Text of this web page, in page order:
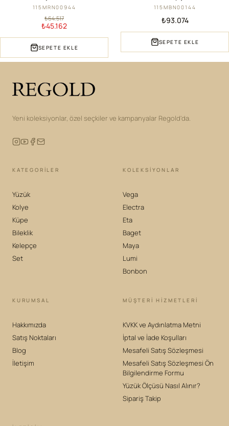
115MRN00944
₺64.517
₺45.162
SEPETE EKLE
115MBN00144
₺93.074
SEPETE EKLE
Yeni koleksiyonlar, özel seçkiler ve kampanyalar Regold'da.
KATEGORILER
Yüzük
Kolye
Küpe
Bileklik
Kelepçe
Set
KOLEKSIYONLAR
Vega
Electra
Eta
Baget
Maya
Lumi
Bonbon
KURUMSAL
Hakkımızda
Satış Noktaları
Blog
İletişim
MÜŞTERİ HİZMETLERİ
KVKK ve Aydınlatma Metni
İptal ve İade Koşulları
Mesafeli Satış Sözleşmesi
Mesafeli Satış Sözleşmesi Ön
Bilgilendirme Formu
Yüzük Ölçüsü Nasıl Alınır?
Sipariş Takip